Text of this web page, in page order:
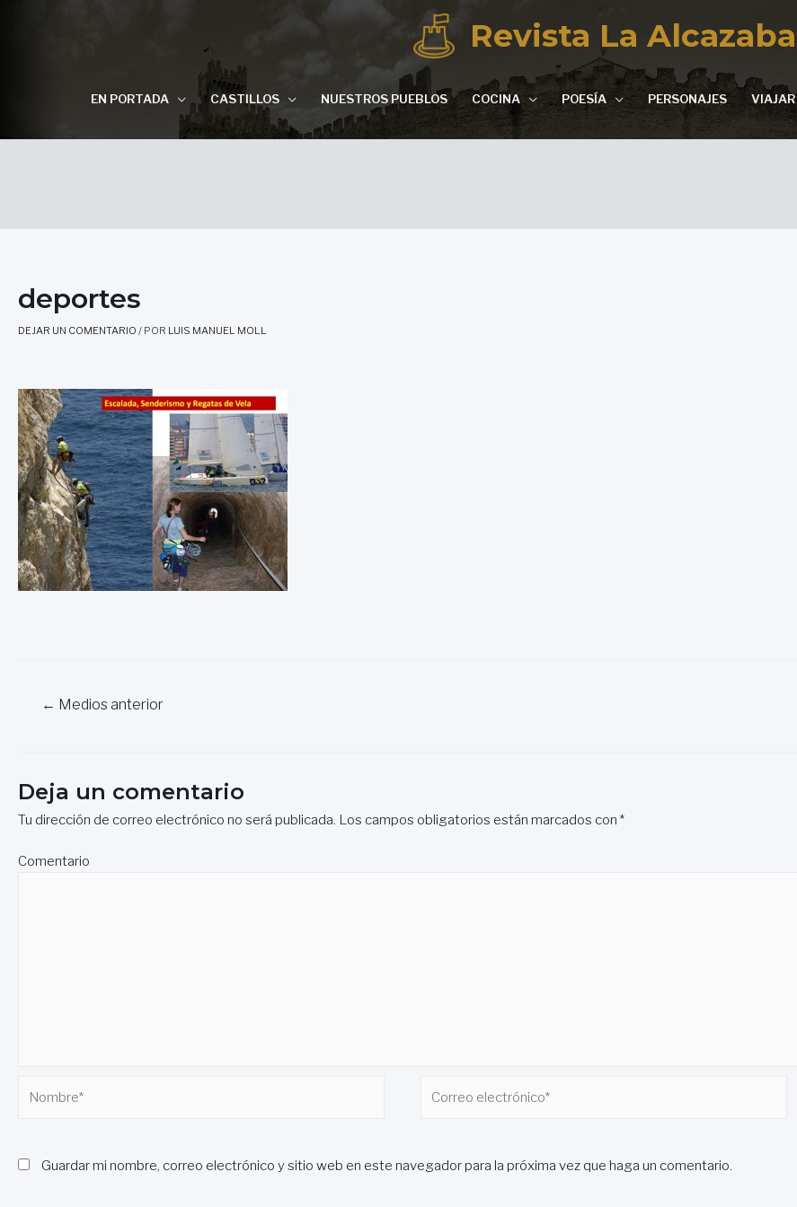
Revista La Alcazaba
EN PORTADA CASTILLOS NUESTROS PUEBLOS COCINA POESÍA PERSONAJES VIAJAR
deportes
DEJAR UN COMENTARIO / POR LUIS MANUEL MOLL
Navegación
entradas
← Medios anterior
Deja un comentario
Tu dirección de correo electrónico no será publicada. Los campos obligatorios están marcados con *
Comentario
Guardar mi nombre, correo electrónico y sitio web en este navegador para la próxima vez que haga un comentario.